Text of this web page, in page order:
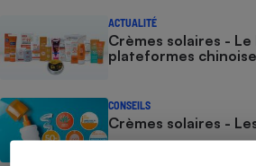
ACTUALITÉ
Crèmes solaires -
plateformes
CONSEILS
Crèmes solaires -